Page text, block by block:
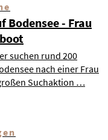
Bodensee - Frau
suchen rund 200
nach einer Frau
Suchaktion …